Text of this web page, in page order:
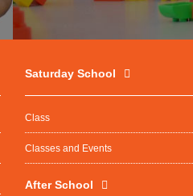
Saturday School
Class
Classes and Events
After School